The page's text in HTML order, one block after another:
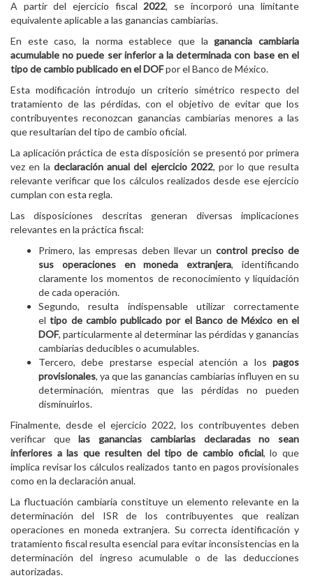
A partir del ejercicio fiscal2022, se incorporó una limitante
equivalente aplicable a las ganancias cambiarias.
En este caso, la norma establece que laganancia cambiaria
acumulable no puede ser inferior a la determinada con base en el
tipo de cambio publicado en el DOFpor el Banco de México.
Esta modificación introdujo un criterio simétrico respecto del
tratamiento de las pérdidas, con el objetivo de evitar que los
contribuyentes reconozcan ganancias cambiarias menores a las
que resultarían del tipo de cambio oficial.
La aplicación práctica de esta disposición se presentó por primera
vez en ladeclaración anual del ejercicio 2022, por lo que resulta
relevante verificar que los cálculos realizados desde ese ejercicio
cumplan con esta regla.
Las disposiciones descritas generan diversas implicaciones
relevantes en la práctica fiscal:
Primero, las empresas deben llevar uncontrol preciso de
sus operaciones en moneda extranjera, identificando
claramente los momentos de reconocimiento y liquidación
de cada operación.
Segundo, resulta indispensable utilizar correctamente
eltipo de cambio publicado por el Banco de México en el
DOF, particularmente al determinar las pérdidas y ganancias
cambiarias deducibles o acumulables.
Tercero, debe prestarse especial atención a los pagos
provisionales, ya que las ganancias cambiarias influyen en su
determinación, mientras que las pérdidas no pueden
disminuirlos.
Finalmente, desde el ejercicio 2022, los contribuyentes deben
verificar quelas ganancias cambiarias declaradas no sean
inferiores a las que resulten del tipo de cambio oficial, lo que
implica revisar los cálculos realizados tanto en pagos provisionales
como en la declaración anual.
La fluctuación cambiaria constituye un elemento relevante en la
determinación del ISR de los contribuyentes que realizan
operaciones en moneda extranjera. Su correcta identificación y
tratamiento fiscal resulta esencial para evitar inconsistencias en la
determinación del ingreso acumulable o de las deducciones
autorizadas.